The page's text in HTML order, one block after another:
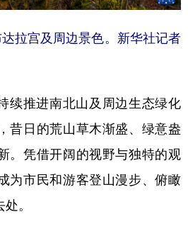
宫及周边景色。新华社记者
续推进南北山及周边生态绿化
昔日的荒山草木渐盛、绿意盎
。凭借开阔的视野与独特的观
为市民和游客登山漫步、俯瞰
。